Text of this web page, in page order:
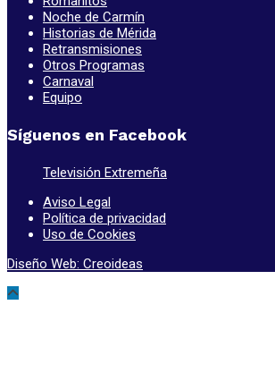
Noche de Carmín
Historias de Mérida
Retransmisiones
Otros Programas
Carnaval
Equipo
Síguenos en Facebook
Televisión Extremeña
Aviso Legal
Política de privacidad
Uso de Cookies
Diseño Web: Creoideas